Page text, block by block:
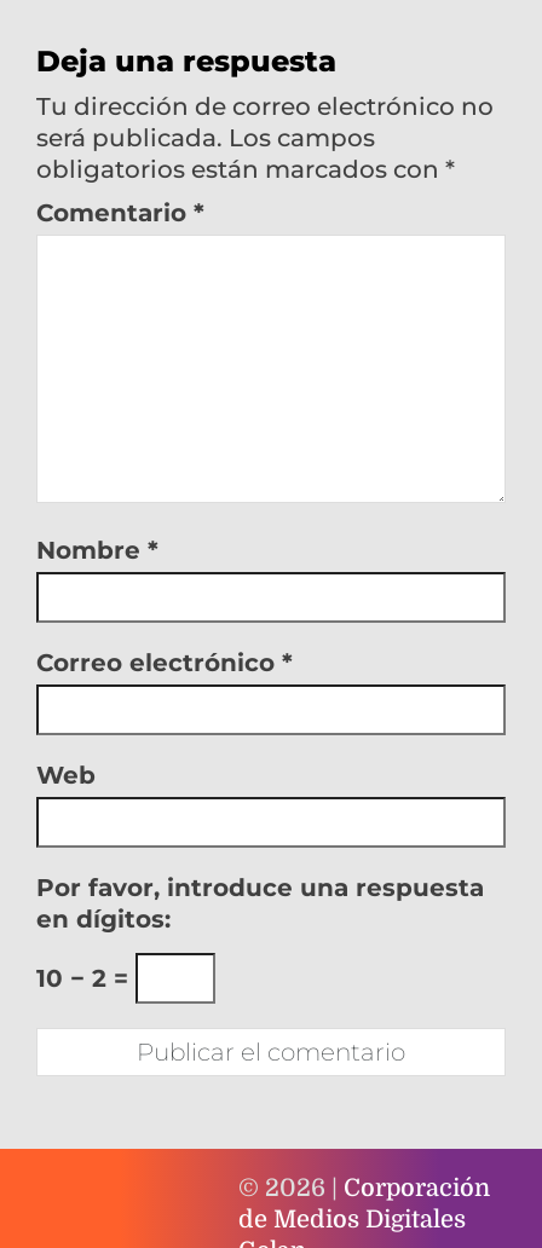
Deja una respuesta
Tu dirección de correo electrónico no
será publicada. Los campos
obligatorios están marcados con *
Comentario *
Nombre *
Correo electrónico *
Web
Por favor, introduce una respuesta
en dígitos:
10 − 2 =
© 2026 | Corporación
de Medios Digitales